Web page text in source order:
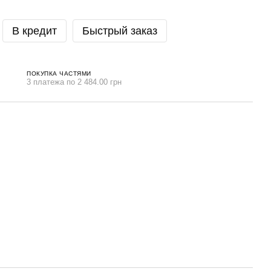
В кредит Быстрый заказ
ПОКУПКА ЧАСТЯМИ
3 платежа по 2 484.00 грн